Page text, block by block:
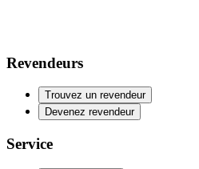
Revendeurs
Trouvez un revendeur
Devenez revendeur
Service